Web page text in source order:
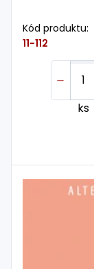
Kód produktu:
11-112
ks